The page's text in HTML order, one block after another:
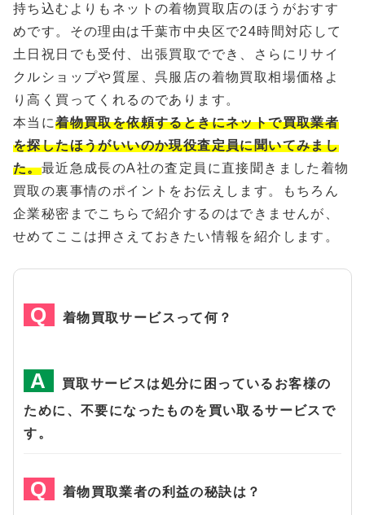
持ち込むよりもネットの着物買取店のほうがおすす
めです。その理由は千葉市中央区で24時間対応して
土日祝日でも受付、出張買取ででき、さらにリサイ
クルショップや質屋、呉服店の着物買取相場価格よ
り高く買ってくれるのであります。
本当に着物買取を依頼するときにネットで買取業者
を探したほうがいいのか現役査定員に聞いてみまし
た。最近急成長のA社の査定員に直接聞きました着物
買取の裏事情のポイントをお伝えします。もちろん
企業秘密までこちらで紹介するのはできませんが、
せめてここは押さえておきたい情報を紹介します。
着物買取サービスって何？
買取サービスは処分に困っているお客様の
ために、不要になったものを買い取るサービスで
す。
着物買取業者の利益の秘訣は？